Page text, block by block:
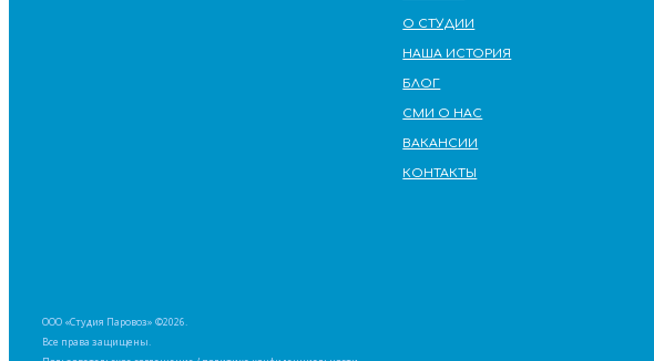
О СТУДИИ
НАША ИСТОРИЯ
БЛОГ
СМИ О НАС
ВАКАНСИИ
КОНТАКТЫ
ООО «Студия Паровоз» ©2026.
Все права защищены.